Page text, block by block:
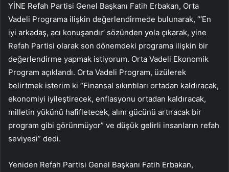
YİNE Refah Partisi Genel Başkanı Fatih Erbakan, Orta
Vadeli Programa ilişkin değerlendirmede bulunarak, “‘En
iyi arkadaş, acı konuşandır’ sözünden yola çıkarak, yine
Refah Partisi olarak son dönemdeki programa ilişkin bir
değerlendirme yapmak istiyorum. Orta Vadeli Ekonomik
Program açıklandı. Orta Vadeli Program, üzülerek
belirtmek isterim ki “Finansal sıkıntıları ortadan kaldıracak,
ekonomiyi iyileştirecek, enflasyonu ortadan kaldıracak,
milletin yükünü hafifletecek, alım gücünü artıracak bir
program gibi görünmüyor” ve düşük gelirli insanların refah
seviyesi” dedi.
Yeniden Refah Partisi Genel Başkanı Fatih Erbakan,